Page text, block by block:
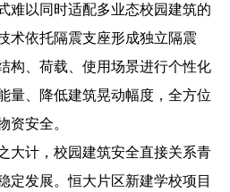
难以同时适配多业态校园建筑的
术依托隔震支座形成独立隔震
构、荷载、使用场景进行个性化
量、降低建筑晃动幅度，全方位
资安全。
大计，校园建筑安全直接关系青
定发展。恒大片区新建学校项目